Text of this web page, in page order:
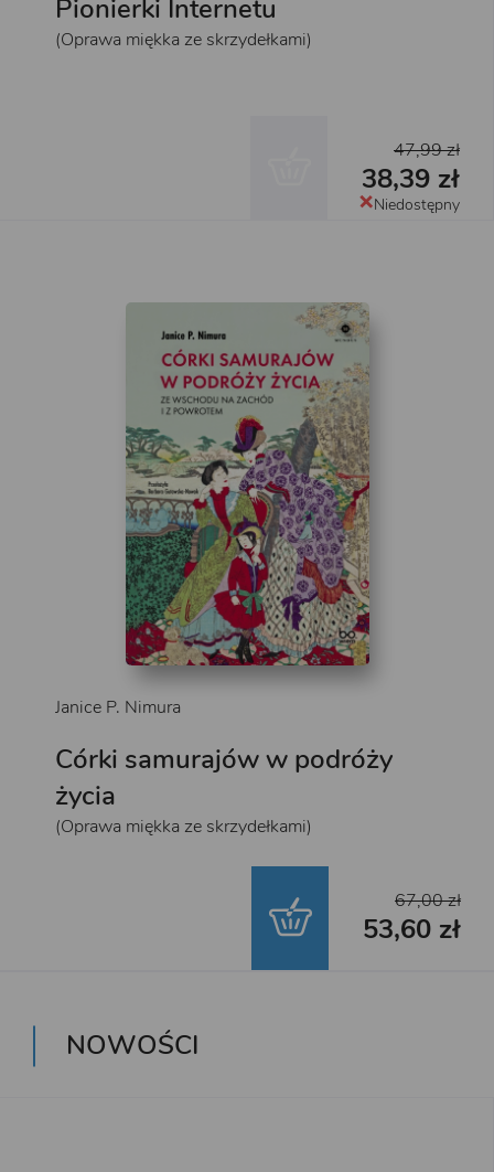
Pionierki Internetu
(Oprawa miękka ze skrzydełkami)
47,99 zł
38,39 zł
Niedostępny
Janice P. Nimura
Córki samurajów w podróży
życia
(Oprawa miękka ze skrzydełkami)
67,00 zł
53,60 zł
NOWOŚCI